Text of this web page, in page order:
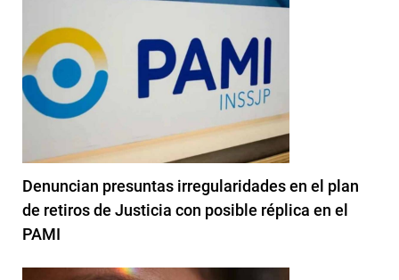
Denuncian presuntas irregularidades en el plan
de retiros de Justicia con posible réplica en el
PAMI